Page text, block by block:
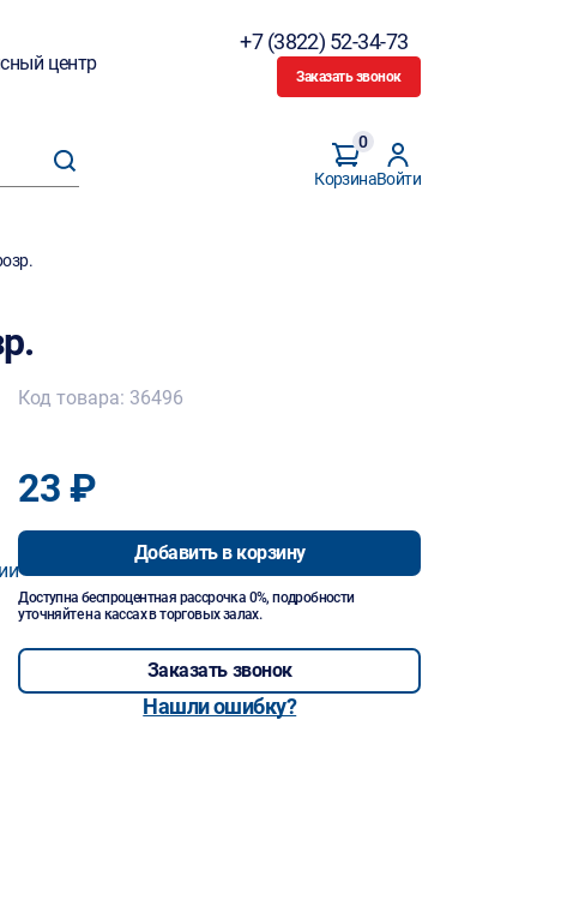
центр
+7 (3822) 52-34-73
Заказать звонок
Корзина
0
Войти
Код товара: 36496
23 ₽
Добавить в корзину
Доступна беспроцентная рассрочка 0%, подробности
уточняйте на кассах в торговых залах.
Заказать звонок
Нашли ошибку?